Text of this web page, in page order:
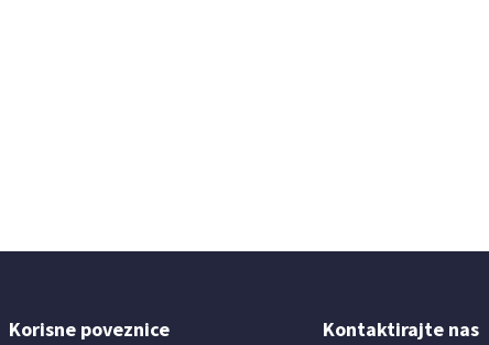
Korisne poveznice Kontaktirajte nas